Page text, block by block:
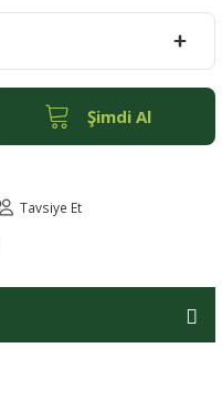
Şimdi Al
Tavsiye Et